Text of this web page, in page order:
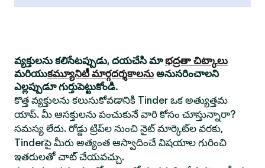
వ్యక్తులను కలిసేటప్పుడు, దయచేసి మాభద్రతా చిట్కాలు
మరియుకమ్యూనిటీ మార్గదర్శకాలను అనుసరించాలని
ఎల్లప్పుడూ గుర్తుపెట్టుకోండి.
కొత్త వ్యక్తులను కలుసుకోవడానికి Tinder ఒక అత్యుత్తమ
యాప్. మీ ఆసక్తులను పంచుకునే వారి కోసం చూస్తున్నారా?
సమస్య లేదు. రోడ్డు ట్రిప్‌ల నుంచి నైట్ మార్కెట్‌ల వరకు,
Tinderపై మీరు అత్యంత ఆస్వాదించే విషయాల గురించి
ఇతరులతో చాట్ చేయవచ్చు.